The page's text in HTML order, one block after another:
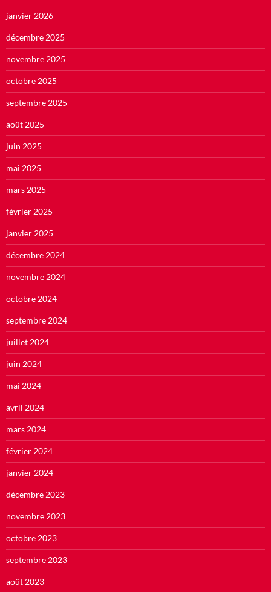
janvier 2026
décembre 2025
novembre 2025
octobre 2025
septembre 2025
août 2025
juin 2025
mai 2025
mars 2025
février 2025
janvier 2025
décembre 2024
novembre 2024
octobre 2024
septembre 2024
juillet 2024
juin 2024
mai 2024
avril 2024
mars 2024
février 2024
janvier 2024
décembre 2023
novembre 2023
octobre 2023
septembre 2023
août 2023